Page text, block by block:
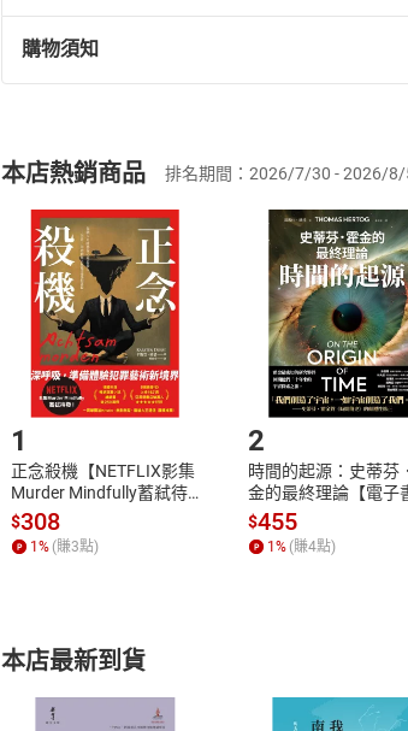
退換貨規定：
(一)依消費者保護法第19條第1項後段暨
(二)消費者訂購本店鋪之商品即代表知
且已下載/存取電子書，不得請求退貨退款
退貨方式：您欲取消訂單或辦理退貨時，
貨」，本店鋪將依您的申請進行審核，待
請注意，樂天市場須以整筆訂單為單位進
購物須知
挑選商品
Choose
放入購物
Shopping
購書後，如何開始使用？
Step1.選擇閱讀載具
本店熱銷商品 排名期間：2026/7/30 - 2026/
1
正念殺機【NETFLIX影集
Murder Mindfully蓄弒待
發】【電子書】
$308
1% (賺3點)
2
時間的起源：史蒂芬
金的最終理論【電子
$455
1% (賺4點)
本店最新到貨